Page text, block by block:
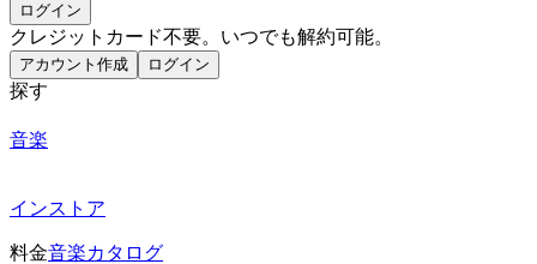
ログイン
クレジットカード不要。いつでも解約可能。
アカウント作成 ログイン
探す
音楽
インストア
料金音楽カタログ